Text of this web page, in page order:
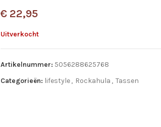
€ 22,95
Uitverkocht
Artikelnummer: 5056288625768
Categorieën: lifestyle, Rockahula , Tassen